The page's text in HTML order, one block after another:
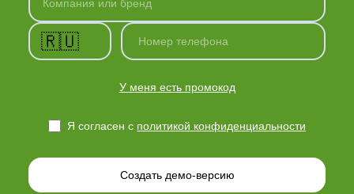
Компания или бренд
🇷🇺 Номер телефона
У меня есть промокод
Я согласен с политикой конфиденциальности
Создать демо-версию